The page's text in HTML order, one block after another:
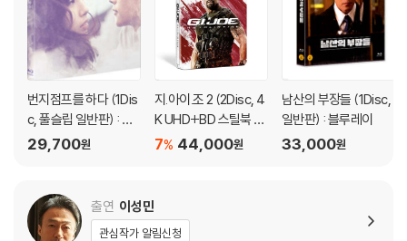
2) 사양 오인지, 오 구매, 변심 사유로의 반품은 제품 개봉 전에만 운임비
부담 후 처리 가능합니다.
3) 스틸북 한정판, 초회 한정판의 경우 제작 수량이 한정되어 있고, 택배
이동 과정에서의 손상이 발생하면, 재 판매가 어려우므로 신중한 구매 선
택을 부탁드립니다.
4) 한정판 상품의 변심, 오구매로 인한 반품은 회송된 상품의 상태 확인 후
진행이 가능합니다. 택배 이동 중 파손이 발생하지 않도록 완충 포장을 부
번지점프를 하다 (1Dis
c, 풀슬립 일반판) : 블
루레이
29,700원
지.아이.조 2 (2Disc, 4
K UHD+BD 스틸북 한
정수량) : 블루레이
44,000원
7%
남산의 부장들 (1Disc,
일반판) : 블루레이
33,000원
출연 이성민
관심작가 알림신청